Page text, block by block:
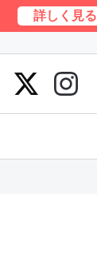
詳しく見る